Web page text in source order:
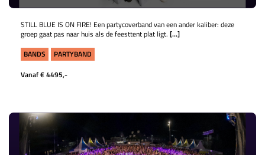
STILL BLUE IS ON FIRE! Een partycoverband van een ander kaliber: deze
groep gaat pas naar huis als de feesttent plat ligt. [...]
BANDS
PARTYBAND
Vanaf € 4495,-